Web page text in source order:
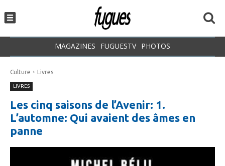
MAGAZINES FUGUESTV PHOTOS
Culture Livres
LIVRES
Les cinq saisons de l’Avenir: 1.
L’automne: Qui avaient des âmes en
panne